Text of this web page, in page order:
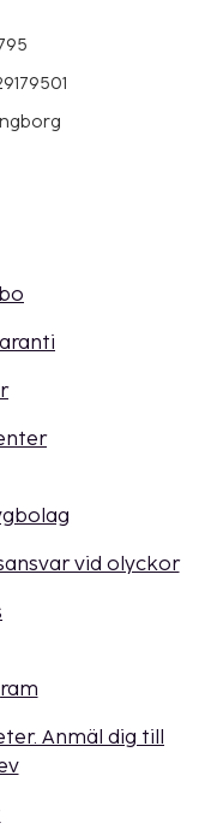
vid olyckor
Anmäl dig till